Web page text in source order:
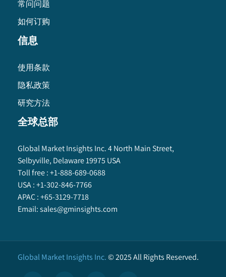
常问问题
如何订购
信息
使用条款
隐私政策
研究方法
全球总部
Global Market Insights Inc. 4 North Main Street,
Selbyville, Delaware 19975 USA
Toll free :+1-888-689-0688
USA :+1-302-846-7766
APAC :+65-3129-7718
Email:sales@gminsights.com
Global Market Insights Inc.©2025All Rights Reserved.